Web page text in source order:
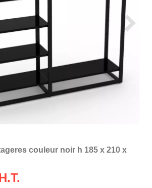
couleur noir h 185 x 210 x